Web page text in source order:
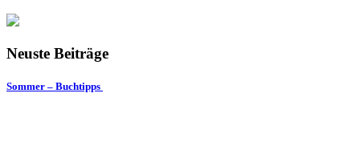
Neuste Beiträge
Sommer – Buchtipps